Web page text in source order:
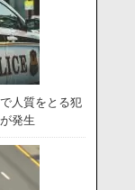
人質をとる犯
発生